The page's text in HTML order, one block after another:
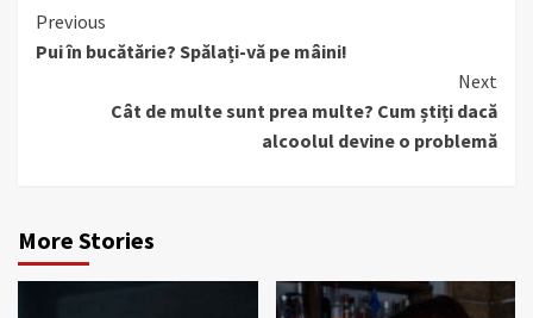
Continue
Reading
Previous
Pui în bucătărie? Spălați-vă pe mâini!
Next
Cât de multe sunt prea multe? Cum știți dacă
alcoolul devine o problemă
More Stories